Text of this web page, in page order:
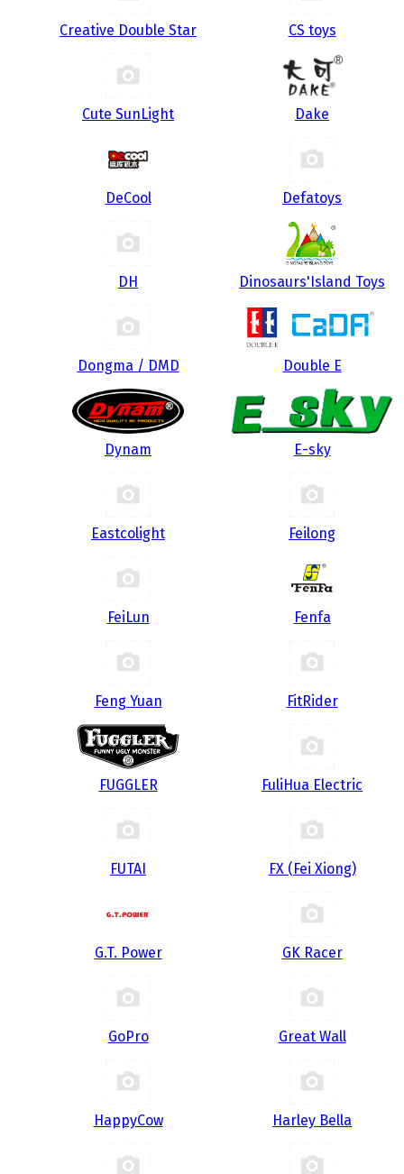
Creative Double Star CS toys
Cute SunLight Dake
DeCool Defatoys
DH Dinosaurs'Island Toys
Dongma / DMD Double E
Dynam E-sky
Eastcolight Feilong
FeiLun Fenfa
Feng Yuan FitRider
FUGGLER FuliHua Electric
FUTAI FX (Fei Xiong)
G.T. Power GK Racer
GoPro Great Wall
HappyCow Harley Bella